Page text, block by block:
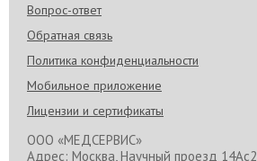
Вопрос-ответ
Обратная связь
Политика конфиденциальности
Мобильное приложение
Лицензии и сертификаты
ООО «МЕДСЕРВИС»
Адрес: Москва, Научный проезд 14Ас2